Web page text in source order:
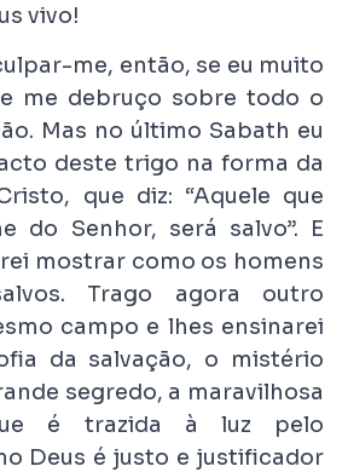
vivo!
me, então, se eu muito
me debruço sobre todo o
Mas no último Sabath eu
deste trigo na forma da
que diz: “Aquele que
do Senhor, será salvo”. E
mostrar como os homens
Trago agora outro
campo e lhes ensinarei
da salvação, o mistério
segredo, a maravilhosa
é trazida à luz pelo
Deus é justo e justificador